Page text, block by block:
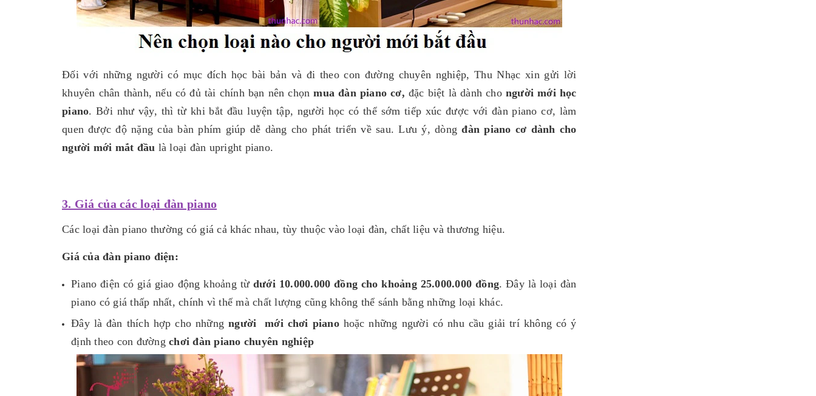
Đối với những người có mục đích học bài bản và đi theo con đường chuyên nghiệp, Thu Nhạc xin gửi lời
khuyên chân thành, nếu có đủ tài chính bạn nên chọnmua đàn piano cơ, đặc biệt là dành chongười mới học
piano. Bởi như vậy, thì từ khi bắt đầu luyện tập, người học có thể sớm tiếp xúc được với đàn piano cơ, làm
quen được độ nặng của bàn phím giúp dễ dàng cho phát triển về sau. Lưu ý, dòngđàn piano cơ dành cho
người mới mắt đầu là loại đàn upright piano.
3. Giá của các loại đàn piano
Các loại đàn piano thường có giá cả khác nhau, tùy thuộc vào loại đàn, chất liệu và thương hiệu.
Giá của đàn piano điện:
Piano điện có giá giao động khoảng từ dưới 10.000.000 đồng cho khoảng 25.000.000 đồng. Đây là loại đàn
piano có giá thấp nhất, chính vì thế mà chất lượng cũng không thể sánh bằng những loại khác.
Đây là đàn thích hợp cho nhữngngười mới chơi piano hoặc những người có nhu cầu giải trí không có ý
định theo con đường chơi đàn piano chuyên nghiệp